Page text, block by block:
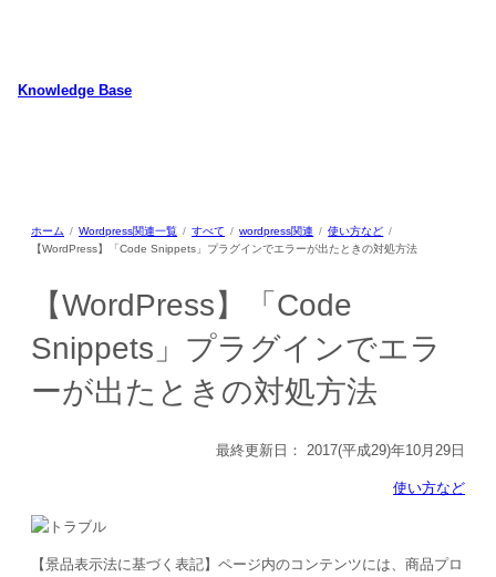
スKnowledge Base
ホーム Wordpress関連一覧 すべて wordpress関連
使い方など
【WordPress】「Code Snippets」プラグインでエラーが出たときの対処方法
【WordPress】「Code
Snippets」プラグインでエラ
ーが出たときの対処方法
最終更新日： 2017(平成29)年10月29日
使い方など
【景品表示法に基づく表記】ページ内のコンテンツには、商品プロ